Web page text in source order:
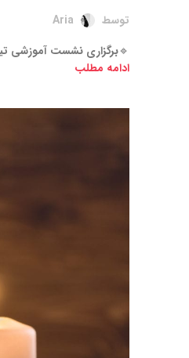
توسط
Aria
🔹برگزاری نشست آموزشی
ادامه مطلب